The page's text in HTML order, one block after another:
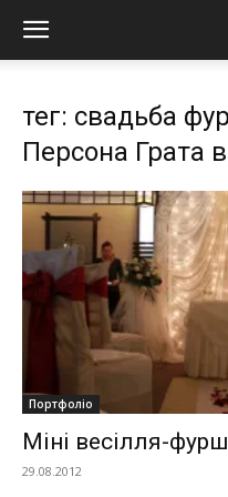
тег: свадьба
Персона Грата
Портфоліо
Міні весілля-
29.08.2012